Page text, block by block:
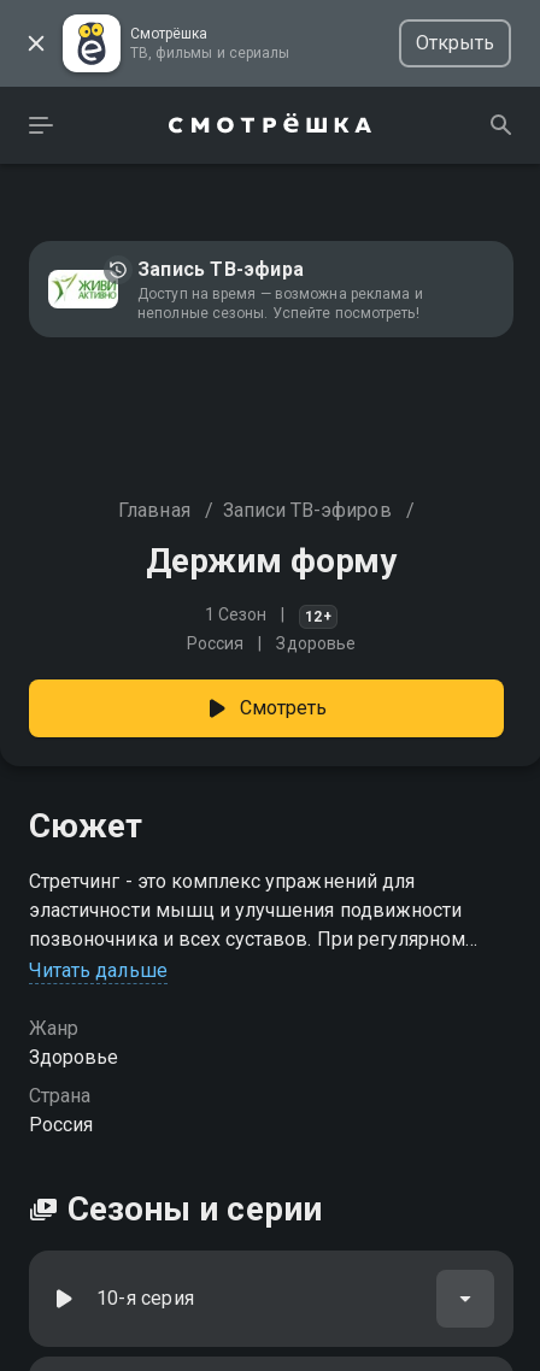
Смотрёшка
ТВ, фильмы и сериалы
Открыть
Запись ТВ-эфира
Доступ на время — возможна реклама и
неполные сезоны. Успейте посмотреть!
Главная / Записи ТВ-эфиров /
Держим форму
1 Сезон 12+
Россия Здоровье
Смотреть
Сюжет
Стретчинг - это комплекс упражнений для
эластичности мышц и улучшения подвижности
позвоночника и всех суставов. При регулярном
выполнении тренировок вас ждёт стройное и
Читать дальше
Жанр
Здоровье
Страна
Россия
Сезоны и серии
10-я серия